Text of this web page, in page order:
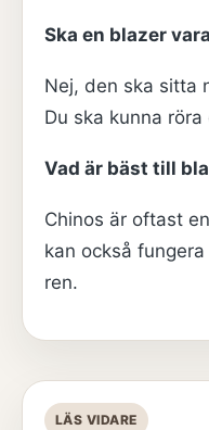
Ska en blazer
Nej, den ska sitta
Du ska kunna
Vad är bäst till
Chinos är oftast
kan också
ren.
LÄS VIDARE